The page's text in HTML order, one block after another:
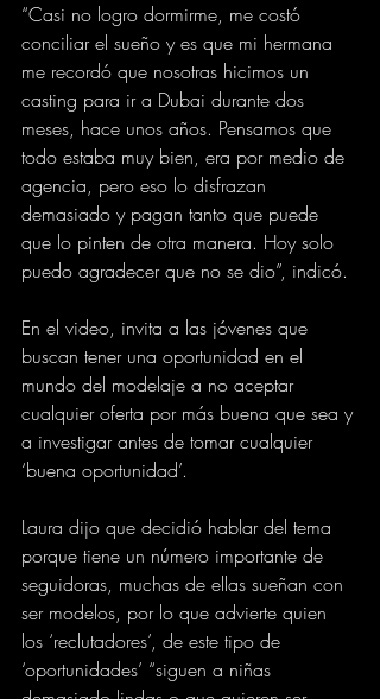
“Casi no logro dormirme, me costó
conciliar el sueño y es que mi hermana
me recordó que nosotras hicimos un
casting para ir a Dubai durante dos
meses, hace unos años. Pensamos que
todo estaba muy bien, era por medio de
agencia, pero eso lo disfrazan
demasiado y pagan tanto que puede
que lo pinten de otra manera. Hoy solo
puedo agradecer que no se dio”, indicó.
En el video, invita a las jóvenes que
buscan tener una oportunidad en el
mundo del modelaje a no aceptar
cualquier oferta por más buena que sea y
a investigar antes de tomar cualquier
‘buena oportunidad’.
Laura dijo que decidió hablar del tema
porque tiene un número importante de
seguidoras, muchas de ellas sueñan con
ser modelos, por lo que advierte quien
los ‘reclutadores’, de este tipo de
‘oportunidades’ “siguen a niñas